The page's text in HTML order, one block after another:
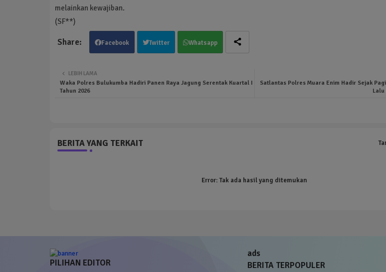
melainkan kewajiban.
(SF**)
Facebook Twitter Whatsapp
Satlantas Polres Muara Enim Hadir Sejak
Lalu
LEBIH LAMA
Waka Polres Bulukumba Hadiri Panen Raya Jagung Serentak Kuartal I
Tahun 2026
BERITA YANG TERKAIT
Error:Tak ada hasil yang ditemukan
PILIHAN EDITOR
ads
BERITA TERPOPULER